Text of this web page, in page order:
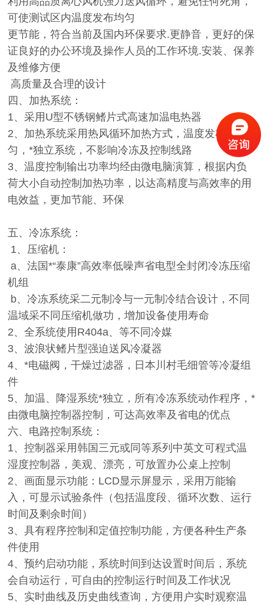
可使测试区内温度发布均匀
更节能，符合当前及国内环保要求.更静音，更好的保
证良好的办公环境及操作人员的工作环境.安装、保养
及维修方便
高质量及合理的设计
四、加热系统：
1、采用U型不锈钢鳍片式高速加温电热器
2、加热系统采用热风循环加热方式，温度发布均
匀，*独立系统，不影响冷冻及控制线路
3、温度控制输出功率均经由微电脑演算，根据内负
荷大小自动控制加热功率，以达高精度与高效率的用
电效益，更加节能、环保
五、冷冻系统：
1、压缩机：
a、法国*“泰康”高效率低噪声省电型全封闭冷冻压缩
机组
b、冷冻系统采二元制冷与一元制冷结合设计，不同
温域采不同压缩机做功，增加设备使用寿命
2、全系统使用R404a、等不同冷媒
3、波浪状鳍片型强迫送风冷凝器
4、*电磁阀，干燥过滤器，日本川村毛细管等冷凝组
件
5、加温、降湿系统*独立，所有冷冻系统动作程序，*
由微电脑控制器控制，可达高效率及省电的优点
六、电路控制系统：
1、控制器采用韩国三元或同等系列中英文可程式温
湿度控制器，美观、漂亮，可放置办公桌上控制
2、画面显示功能：LCD显示屏显示，采用万能输
入，可显示试验条件（包括温度段、循环次数、运行
时间及剩余时间）
3、具有程序控制和定值控制功能，方便各种生产条
件使用
4、预约启动功能，系统时间到达设置时间后，系统
会自动运行，可自由的控制运行时间及工作状况
5、实时曲线及历史曲线查询，方便用户实时观察温